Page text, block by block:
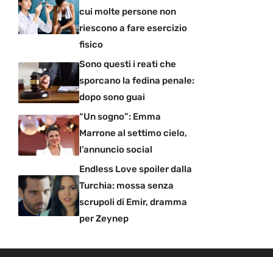
cui molte persone non
riescono a fare esercizio
fisico
Sono questi i reati che
sporcano la fedina penale:
dopo sono guai
“Un sogno”: Emma
Marrone al settimo cielo,
l’annuncio social
Endless Love spoiler dalla
Turchia: mossa senza
scrupoli di Emir, dramma
per Zeynep